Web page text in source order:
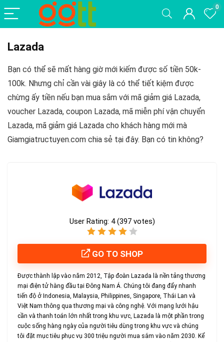
0
Lazada
Bạn có thể sẽ mất hàng giờ mới kiếm được số tiền 50k-
100k. Nhưng chỉ cần vài giây là có thể tiết kiệm được
chừng ấy tiền nếu bạn mua sắm với mã giảm giá Lazada,
voucher Lazada, coupon Lazada, mã miễn phí vận chuyển
Lazada, mã giảm giá Lazada cho khách hàng mới mà
Giamgiatructuyen.com chia sẻ tại đây. Bạn có tin không?
User Rating: 4 (397votes)
GO TO SHOP
Được thành lập vào năm 2012, Tập đoàn Lazada là nền tảng thương
mại điện tử hàng đầu tại Đông Nam Á. Chúng tôi đang đẩy nhanh
tiến độ ở Indonesia, Malaysia, Philippines, Singapore, Thái Lan và
Việt Nam thông qua thương mại và công nghệ. Với mạng lưới hậu
cần và thanh toán lớn nhất trong khu vực, Lazada là một phần trong
cuộc sống hàng ngày của người tiêu dùng trong khu vực và chúng
tôi đặt mục tiêu phục vụ 300 triệu người mua sắm vào năm 2030. Kể